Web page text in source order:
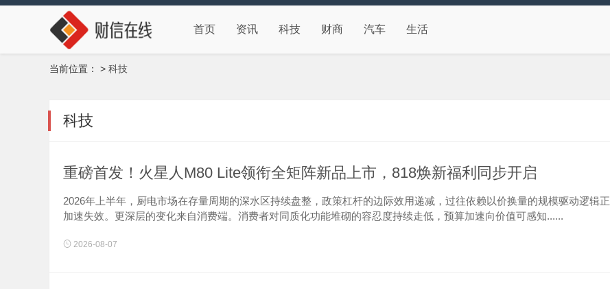
首页 资讯 科技 财商 汽车 生活
当前位置： > 科技
科技
重磅首发！火星人M80 Lite领衔全矩阵新品上市，818焕新福利同步开启
2026年上半年，厨电市场在存量周期的深水区持续盘整，政策杠杆的边际效用递减，过往依赖以价换量的规模驱动逻辑正
加速失效。更深层的变化来自消费端。消费者对同质化功能堆砌的容忍度持续走低，预算加速向价值可感知......
2026-08-07